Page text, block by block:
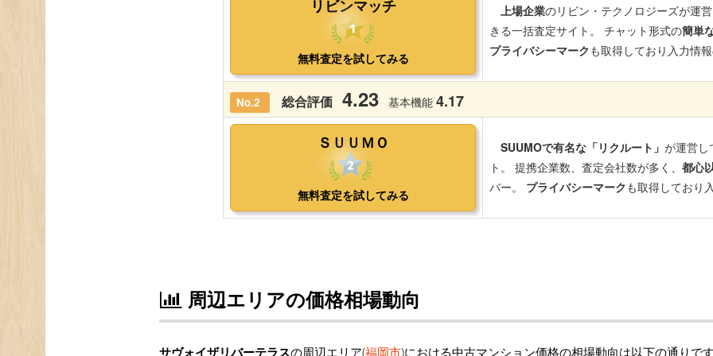
周辺エリアの価格相場動向
サヴォイザリバーテラスの周辺エリア(福岡市)における中古マンション価格の相場動向は以下の通りで